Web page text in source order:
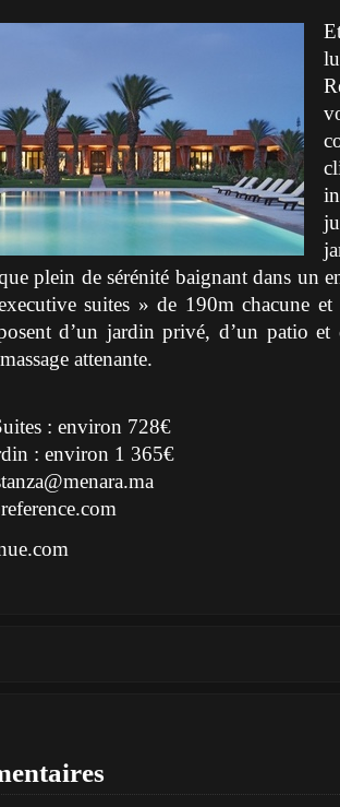
plein de sérénité baignant dans un
suites » de 190m chacune
d’un jardin privé, d’un patio et
attenante.
: environ 728€
: environ 1 365€